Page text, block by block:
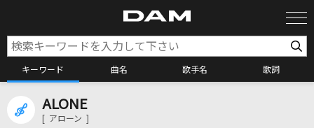
キーワード 曲名 歌手名 歌詞
ALONE
[ アローン ]